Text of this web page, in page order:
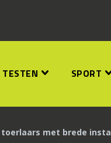
TESTEN SPORT
met brede